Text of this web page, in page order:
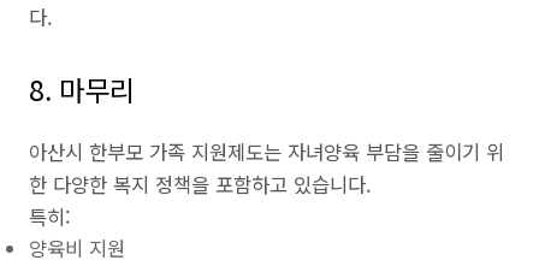
다.
8. 마무리
아산시 한부모 가족 지원제도는 자녀양육 부담을 줄이기 위
한 다양한 복지 정책을 포함하고 있습니다.
특히:
양육비 지원